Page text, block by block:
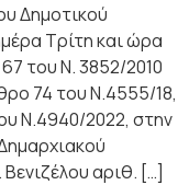
Δημοτικού
Τρίτη και ώρα
του Ν. 3852/2010
74 του Ν.4555/18,
Ν.4940/2022, στην
αριθ. […]